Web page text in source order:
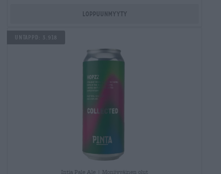
Loppuunmyyty
Untappd: 3.918
Intia Pale Ale | Monijyväinen olut